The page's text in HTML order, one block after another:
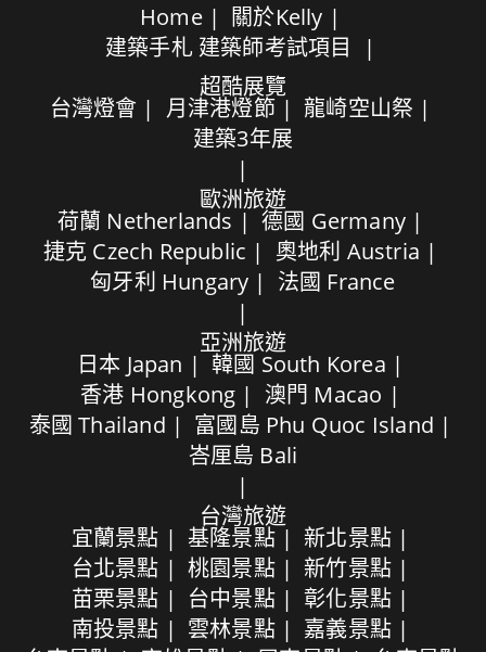
Home
關於Kelly
建築手札 建築師考試項目
超酷展覽
台灣燈會 月津港燈節
龍崎空山祭
建築3年展
歐洲旅遊
荷蘭 Netherlands
德國 Germany
捷克 Czech Republic
奧地利 Austria
匈牙利 Hungary
法國 France
亞洲旅遊
日本 Japan
韓國 South Korea
香港 Hongkong
澳門 Macao
泰國 Thailand
富國島 Phu Quoc Island
峇厘島 Bali
台灣旅遊
宜蘭景點 基隆景點
新北景點
台北景點
桃園景點
新竹景點
苗栗景點
台中景點
彰化景點
南投景點
雲林景點
嘉義景點